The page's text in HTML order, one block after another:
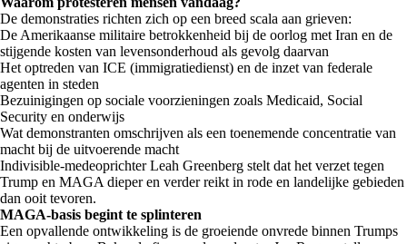
De demonstraties richten zich op een breed scala aan grieven:
De Amerikaanse militaire betrokkenheid bij de oorlog met Iran en de
stijgende kosten van levensonderhoud als gevolg daarvan
Het optreden van ICE (immigratiedienst) en de inzet van federale
agenten in steden
Bezuinigingen op sociale voorzieningen zoals Medicaid, Social
Security en onderwijs
Wat demonstranten omschrijven als een toenemende concentratie van
macht bij de uitvoerende macht
Indivisible-medeoprichter Leah Greenberg stelt dat het verzet tegen
Trump en MAGA dieper en verder reikt in rode en landelijke gebieden
dan ooit tevoren.
MAGA-basis begint te splinteren
Een opvallende ontwikkeling is de groeiende onvrede binnen Trumps